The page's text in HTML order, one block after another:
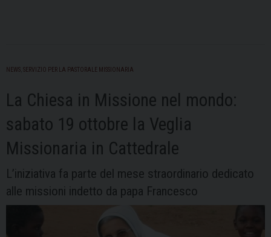
NEWS SERVIZIO PER LA PASTORALE MISSIONARIA
La Chiesa in Missione nel mondo:
sabato 19 ottobre la Veglia
Missionaria in Cattedrale
L’iniziativa fa parte del mese straordinario dedicato
alle missioni indetto da papa Francesco